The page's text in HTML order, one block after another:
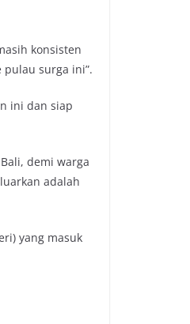
konsisten
surga ini”.
ini dan siap
demi warga
adalah
yang masuk